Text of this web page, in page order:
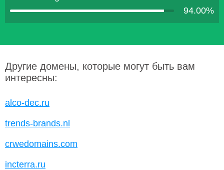
94.00%
Другие домены, которые могут быть вам
интересны:
alco-dec.ru
trends-brands.nl
crwedomains.com
incterra.ru